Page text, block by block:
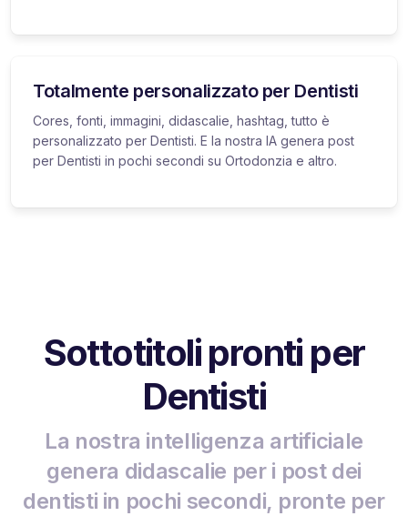
Totalmente personalizzato per Dentisti
Cores, fonti, immagini, didascalie, hashtag, tutto è
personalizzato per Dentisti. E la nostra IA genera post
per Dentisti in pochi secondi su Ortodonzia e altro.
Sottotitoli pronti per
Dentisti
La nostra intelligenza artificiale
genera didascalie per i post dei
dentisti in pochi secondi, pronte per